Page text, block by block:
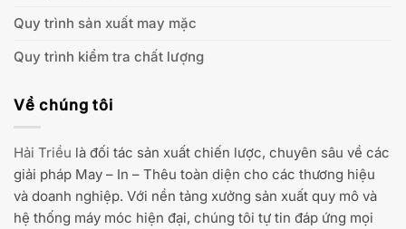
Quy trình sản xuất may mặc
Quy trình kiểm tra chất lượng
Về chúng tôi
Hải Triều là đối tác sản xuất chiến lược, chuyên sâu về các
giải pháp May – In – Thêu toàn diện cho các thương hiệu
và doanh nghiệp. Với nền tảng xưởng sản xuất quy mô và
hệ thống máy móc hiện đại, chúng tôi tự tin đáp ứng mọi